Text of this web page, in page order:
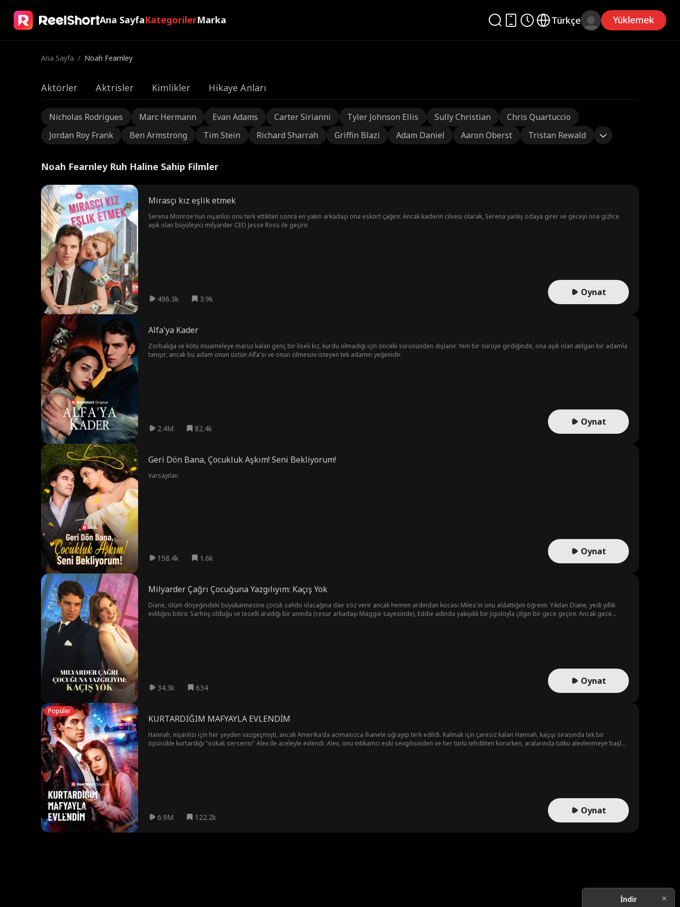
Ana SayfaKategorilerMarka Türkçe Yüklemek
Ana Sayfa / Noah Fearnley
Aktörler Aktrisler Kimlikler Hikaye Anları
Nicholas Rodrigues Marc Hermann Evan Adams Carter Sirianni Tyler Johnson Ellis Sully Christian
Chris Quartuccio
Jordan Roy Frank
Ben Armstrong Tim Stein Richard Sharrah Griffin Blazi Adam Daniel Aaron Oberst Tristan Rewald
Noah Fearnley Ruh Haline Sahip Filmler
Mirasçı kız eşlik etmek
Serena Monroe'nun nişanlısı onu terk ettikten sonra en yakın arkadaşı ona eskort çağırır. Ancak kaderin cilvesi olarak, Serena yanlış odaya girer ve geceyi ona gizlice
aşık olan büyüleyici milyarder CEO Jesse Ross ile geçirir.
496.3k 3.9k
Oynat
Alfa'ya Kader
Zorbalığa ve kötü muameleye maruz kalan genç bir liseli kız, kurdu olmadığı için önceki sürüsünden dışlanır. Yeni bir sürüye girdiğinde, ona aşık olan atılgan bir adamla
tanışır; ancak bu adam onun üstün Alfa'sı ve onun ölmesini isteyen tek adamın yeğenidir.
2.4M 82.4k
Oynat
Geri Dön Bana, Çocukluk Aşkım! Seni Bekliyorum!
Varsayılan
158.4k 1.6k
Oynat
Milyarder Çağrı Çocuğuna Yazgılıyım: Kaçış Yok
Diane, ölüm döşeğindeki büyükannesine çocuk sahibi olacağına dair söz verir ancak hemen ardından kocası Miles'ın onu aldattığını öğrenir. Yıkılan Diane, yedi yıllık
evliliğini bitirir. Sarhoş olduğu ve teselli aradığı bir anında (cesur arkadaşı Maggie sayesinde), Eddie adında yakışıklı bir jigoloyla çılgın bir gece geçirir. Ancak gece
34.3k 634
Oynat
Popüler
KURTARDIĞIM MAFYAYLA EVLENDİM
Hannah, nişanlısı için her şeyden vazgeçmişti, ancak Amerika'da acımasızca ihanete uğrayıp terk edildi. Kalmak için çaresiz kalan Hannah, kaçışı sırasında tek bir
öpücükle kurtardığı "sokak serserisi" Alex ile aceleyle evlendi. Alex, onu intikamcı eski sevgilisinden ve her türlü tehditten korurken, aralarında tutku alevlenmeye başlar.
6.9M 122.2k
Oynat
İndir